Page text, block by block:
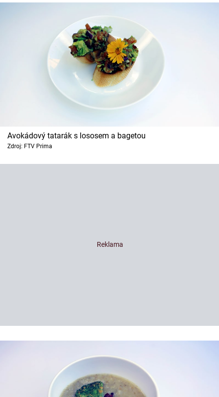
Avokádový tatarák s lososem a bagetou
Zdroj: FTV Prima